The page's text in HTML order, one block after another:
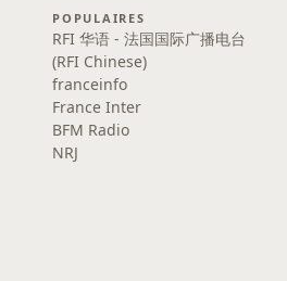
POPULAIRES
RFI 华语 - 法国国际广播电台
(RFI Chinese)
franceinfo
France Inter
BFM Radio
NRJ